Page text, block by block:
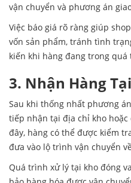
vận chuyển và phương án
Việc báo giá rõ ràng giúp
vốn sản phẩm, tránh tình
kiến khi hàng đang trong
3. Nhận Hàng
Sau khi thống nhất phương
tiếp nhận tại địa chỉ kho
đây, hàng có thể được kiểm
đưa vào lộ trình vận chuyển
Quá trình xử lý tại kho đóng